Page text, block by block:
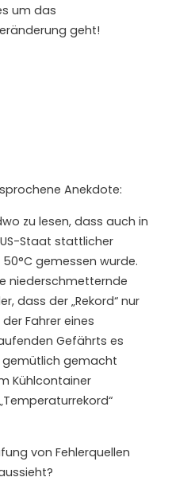
um das
geht!
Anekdote:
zu lesen, dass auch in
Staat stattlicher
gemessen wurde.
niederschmetternde
dass der „Rekord“ nur
Fahrer eines
Gefährts es
gemütlich gemacht
Kühlcontainer
von Fehlerquellen